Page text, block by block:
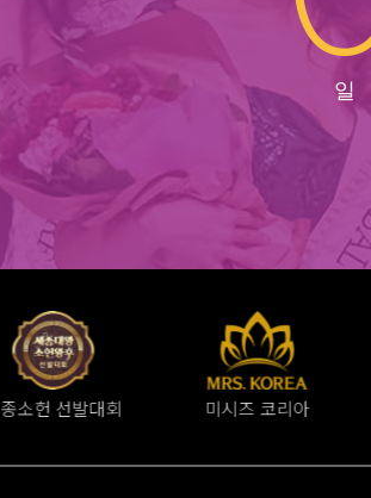
미시즈 코리아 소서노 여대왕 선발대회